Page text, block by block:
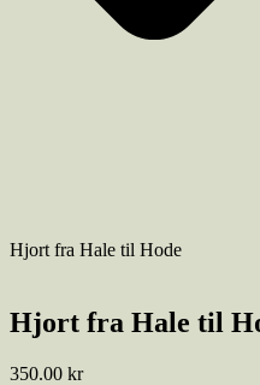
Hjort fra Hale til Hode
Hjort fra Hale til
350.00 kr